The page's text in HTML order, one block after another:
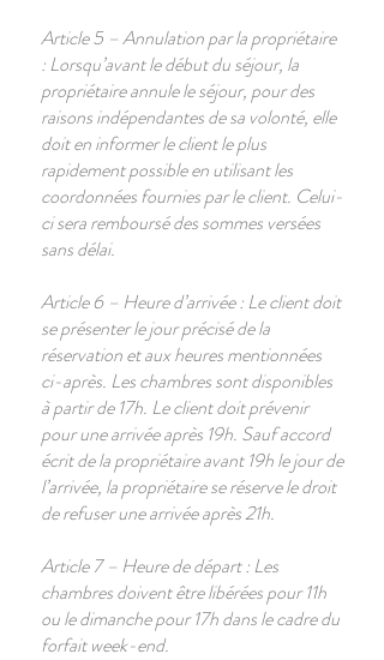
Article 5 – Annulation par la propriétaire
: Lorsqu’avant le début du séjour, la
propriétaire annule le séjour, pour des
raisons indépendantes de sa volonté, elle
doit en informer le client le plus
rapidement possible en utilisant les
coordonnées fournies par le client. Celui-
ci sera remboursé des sommes versées
sans délai.
Article 6 – Heure d’arrivée : Le client doit
se présenter le jour précisé de la
réservation et aux heures mentionnées
ci-après. Les chambres sont disponibles
à partir de 17h. Le client doit prévenir
pour une arrivée après 19h. Sauf accord
écrit de la propriétaire avant 19h le jour de
l’arrivée, la propriétaire se réserve le droit
de refuser une arrivée après 21h.
Article 7 – Heure de départ : Les
chambres doivent être libérées pour 11h
ou le dimanche pour 17h dans le cadre du
forfait week-end.